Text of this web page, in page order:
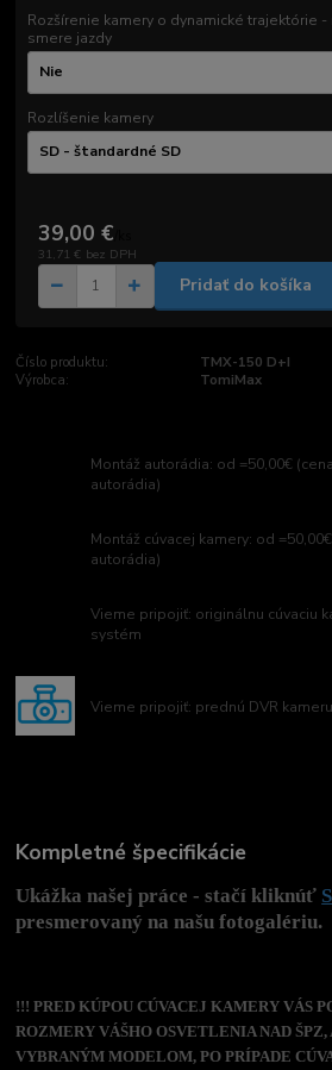
Rozšírenie kamery o dynamické trajektórie -
smere jazdy
Rozlíšenie kamery
39,00 €
31,71 € bez DPH
Pridať do košíka
Číslo produktu:
TMX-150 D+I
Výrobca:
TomiMax
Montáž autorádia: od =50,00€
autorádia)
Montáž cúvacej kamery: od
autorádia)
Vieme pripojiť: originálnu cúvaciu
systém
Vieme pripojiť: prednú DVR kameru
Kompletné špecifikácie
Ukážka našej práce - stačí kliknúť
presmerovaný na našu fotogalériu.
!!! PRED KÚPOU CÚVACEJ KAMERY VÁS
ROZMERY VÁŠHO OSVETLENIA NAD
VYBRANÝM MODELOM, PO PRÍPADE